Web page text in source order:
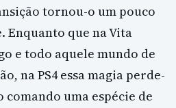
tornou-o um pouco
Enquanto que na Vita
e todo aquele mundo de
na PS4 essa magia perde-
comando uma espécie de